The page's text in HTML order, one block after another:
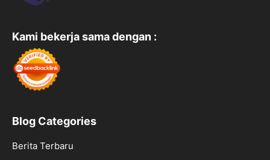
Kami bekerja sama dengan :
Blog Categories
Berita Terbaru